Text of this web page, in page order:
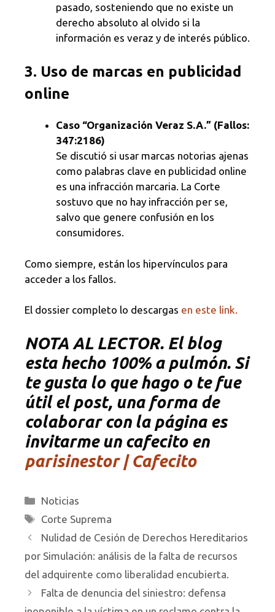
pasado, sosteniendo que no existe un
derecho absoluto al olvido si la
información es veraz y de interés público.
3. Uso de marcas en publicidad
online
Caso “Organización Veraz S.A.” (Fallos:
347:2186)
Se discutió si usar marcas notorias ajenas
como palabras clave en publicidad online
es una infracción marcaria. La Corte
sostuvo que no hay infracción per se,
salvo que genere confusión en los
consumidores.
Como siempre, están los hipervínculos para
acceder a los fallos.
El dossier completo lo descargas en este link.
NOTA AL LECTOR. El blog
esta hecho 100% a pulmón. Si
te gusta lo que hago o te fue
útil el post, una forma de
colaborar con la página es
invitarme un cafecito en
parisinestor | Cafecito
Categorías
Noticias
Etiquetas
Corte Suprema
Nulidad de Cesión de Derechos Hereditarios
por Simulación: análisis de la falta de recursos
del adquirente como liberalidad encubierta.
Falta de denuncia del siniestro: defensa